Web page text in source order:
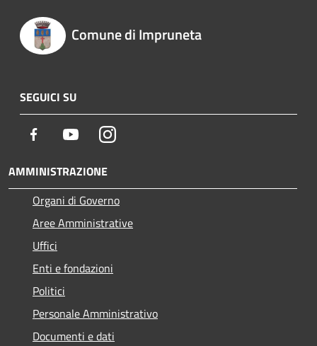
Comune di Impruneta
SEGUICI SU
Facebook YoutubeInstagram
AMMINISTRAZIONE
Organi di Governo
Aree Amministrative
Uffici
Enti e fondazioni
Politici
Personale Amministrativo
Documenti e dati